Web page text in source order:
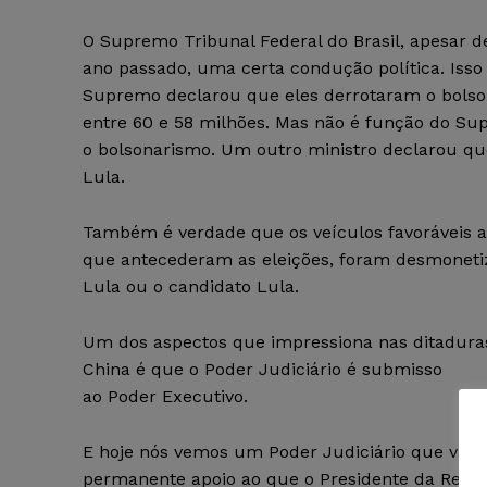
O Supremo Tribunal Federal do Brasil, apesar
ano passado, uma certa condução política.
Supremo declarou que eles derrotaram o
entre 60 e 58 milhões. Mas não é função do
o bolsonarismo. Um outro ministro declarou
Lula.
Também é verdade que os veículos favoráveis
que antecederam as eleições, foram
Lula ou o candidato Lula.
Um dos aspectos que impressiona nas
China é que o Poder Judiciário é submisso
ao Poder Executivo.
E hoje nós vemos um Poder Judiciário que vai
permanente apoio ao que o Presidente da